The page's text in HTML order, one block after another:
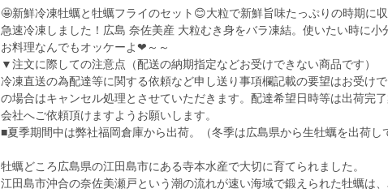
🤩新鮮冷凍牡蠣と牡蠣フライのセット😊大粒で新鮮旨味たっぷりの時期に
急速冷凍しました！広島 奈佐美産 大粒むき身をバラ凍結。使いたい時に小
お料理なんでもオッケーよ❤～～
▼注文に際しての注意点（配送の納期指定などお受けできない商品です）
冷凍直送の為配達等に関する依頼など申し送り事項欄記載の要望はお受け
の場合はキャンセル処理とさせていただきます。配達希望日時等は出荷完
会社へご依頼頂けますようお願いします。
■夏季期間中は弊社福岡倉庫から出荷。（冬季は広島県から生牡蠣を出荷し
牡蠣どころ広島県の江田島市にある寺本水産で大切に育てられました。
江田島市沖合の奈佐美瀬戸という潮の流れが速い海域で鍛えられた牡蠣は